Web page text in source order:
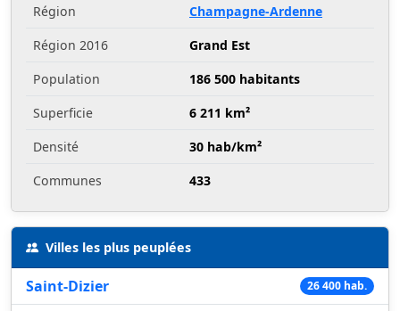
Région
Champagne-Ardenne
Région 2016
Grand Est
Population
186 500 habitants
Superficie
6 211 km²
Densité
30 hab/km²
Communes
433
Villes les plus peuplées
Saint-Dizier 26 400 hab.